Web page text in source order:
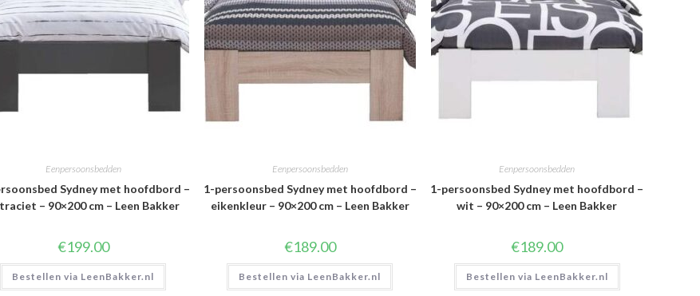
Eenpersoonsbedden
Sydney met hoofdbord –
– 90×200 cm – Leen Bakker
€199.00
Bestellen via LeenBakker.nl
Eenpersoonsbedden
1-persoonsbed Sydney met hoofdbord –
eikenkleur – 90×200 cm – Leen Bakker
€189.00
Bestellen via LeenBakker.nl
Eenpersoonsbedden
1-persoonsbed Sydney met hoofdbord –
wit – 90×200 cm – Leen Bakker
€189.00
Bestellen via LeenBakker.nl